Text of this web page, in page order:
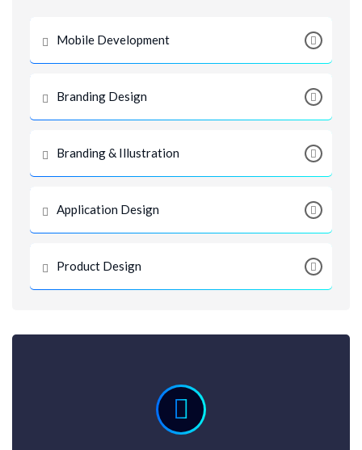
Mobile Development
Branding Design
Branding & Illustration
Application Design
Product Design